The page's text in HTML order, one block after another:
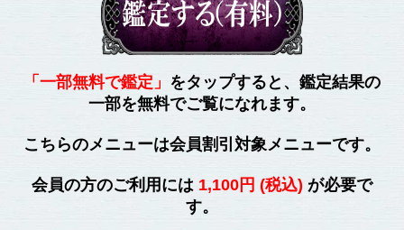
「一部無料で鑑定」 をタップすると、鑑定結果の
一部を無料でご覧になれます。
こちらのメニューは会員割引対象メニューです。
会員の方のご利用には 1,100円 (税込) が必要で
す。